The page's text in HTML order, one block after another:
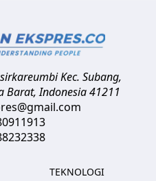
Kec. Subang,
Barat,Indonesia41211
TEKNOLOGI